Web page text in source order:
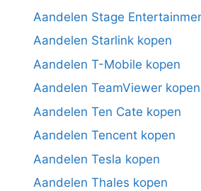
Aandelen Stage
Aandelen Starlink kopen
Aandelen T-Mobile kopen
Aandelen TeamViewer kopen
Aandelen Ten Cate kopen
Aandelen Tencent kopen
Aandelen Tesla kopen
Aandelen Thales kopen